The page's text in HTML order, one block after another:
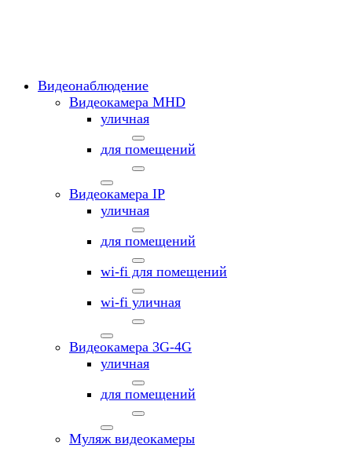
Видеонаблюдение
Видеокамера MНD
уличная
для помещений
Видеокамера IP
уличная
для помещений
wi-fi для помещений
wi-fi уличная
Видеокамера 3G-4G
уличная
для помещений
Муляж видеокамеры